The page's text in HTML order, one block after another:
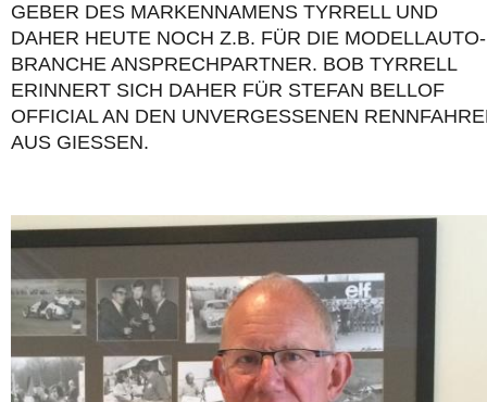
GEBER DES MARKENNAMENS TYRRELL UND
DAHER HEUTE NOCH Z.B. FÜR DIE MODELLAUTO-
BRANCHE ANSPRECHPARTNER. BOB TYRRELL
ERINNERT SICH DAHER FÜR STEFAN BELLOF
OFFICIAL AN DEN UNVERGESSENEN
AUS GIESSEN.